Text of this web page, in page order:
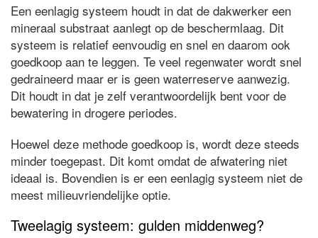
Een eenlagig systeem houdt in dat de dakwerker een
mineraal substraat aanlegt op de beschermlaag. Dit
systeem is relatief eenvoudig en snel en daarom ook
goedkoop aan te leggen. Te veel regenwater wordt snel
gedraineerd maar er is geen waterreserve aanwezig.
Dit houdt in dat je zelf verantwoordelijk bent voor de
bewatering in drogere periodes.
Hoewel deze methode goedkoop is, wordt deze steeds
minder toegepast. Dit komt omdat de afwatering niet
ideaal is. Bovendien is er een eenlagig systeem niet de
meest milieuvriendelijke optie.
Tweelagig systeem: gulden middenweg?